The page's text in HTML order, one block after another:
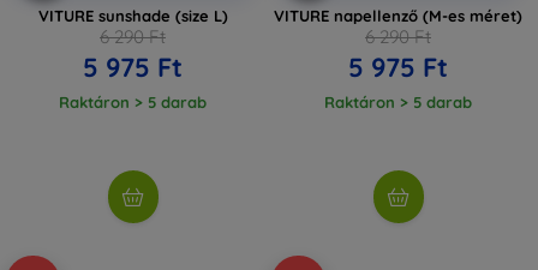
VITURE sunshade (size L)
6 290 Ft
5 975 Ft
Raktáron > 5 darab
VITURE napellenző (M-es méret)
6 290 Ft
5 975 Ft
Raktáron > 5 darab